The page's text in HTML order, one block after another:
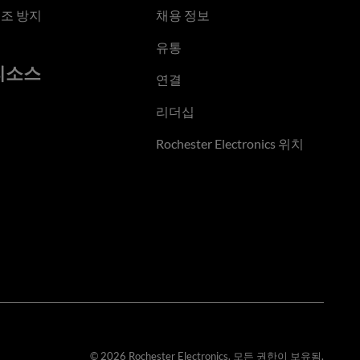
방지
소스
채용 정보
유통
연결
리더십
Rochester Electronics 위치
© 2026 Rochester Electronics. 모든 권한이 보유됨.